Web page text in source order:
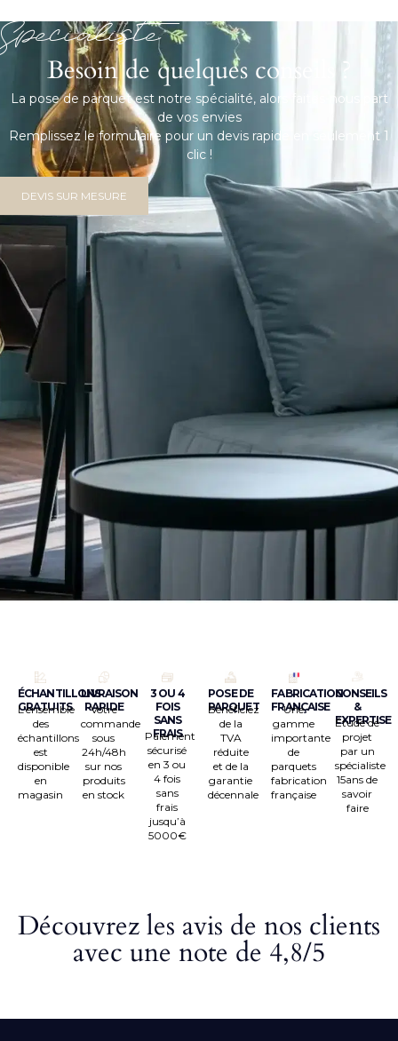
Spécialiste
Besoin de quelques conseils ?
La pose de parquet est notre spécialité, alors faites-nous part
de vos envies
Remplissez le formulaire pour un devis rapide en seulement 1
clic !
DEVIS SUR MESURE
ÉCHANTILLONS
GRATUITS
L’ensemble
des
échantillons
est
disponible
en
magasin
LIVRAISON
RAPIDE
Votre
commande
sous
24h/48h
sur nos
produits
en stock
3 OU 4
FOIS
SANS
FRAIS
Paiement
sécurisé
en 3 ou
4 fois
sans
frais
jusqu’à
5000€
POSE DE
PARQUET
Bénéficiez
de la
TVA
réduite
et de la
garantie
décennale
FABRICATION
FRANÇAISE
Une
gamme
importante
de
parquets
fabrication
française
CONSEILS
&
EXPERTISE
Étude de
projet
par un
spécialiste
15ans de
savoir
faire
Découvrez les avis de nos clients
avec une note de 4,8/5